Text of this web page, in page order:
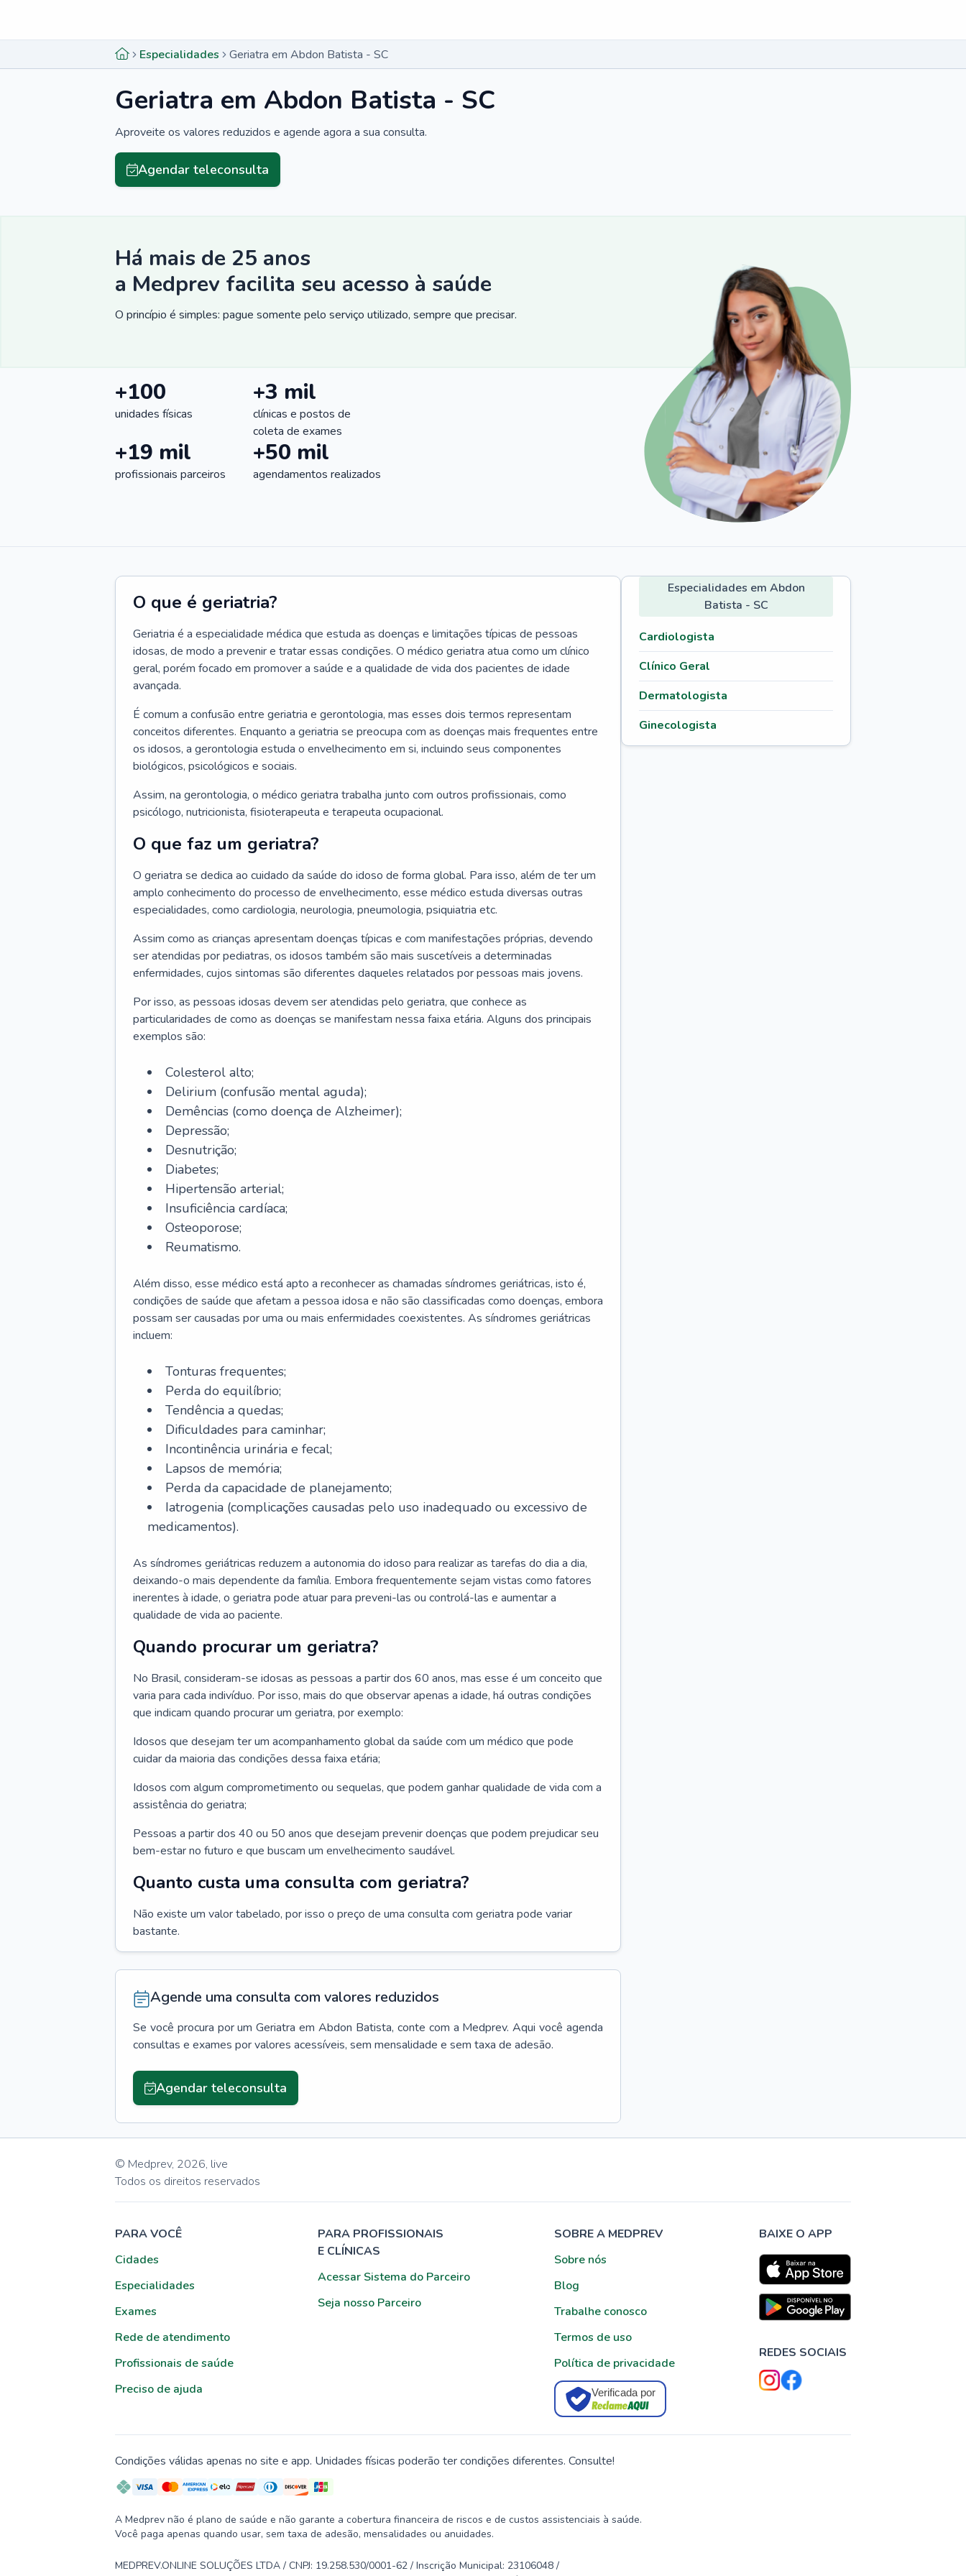
Especialidades Geriatra em Abdon Batista - SC
Geriatra em Abdon Batista - SC
Aproveite os valores reduzidos e agende agora a sua consulta.
Agendar teleconsulta
Há mais de 25 anos
a Medprev facilita seu acesso à saúde
O princípio é simples: pague somente pelo serviço utilizado, sempre que precisar.
+100
unidades físicas
+3 mil
clínicas e postos de
coleta de exames
+19 mil
profissionais parceiros
+50 mil
agendamentos realizados
O que é geriatria?
Geriatria é a especialidade médica que estuda as doenças e limitações típicas de pessoas
idosas, de modo a prevenir e tratar essas condições. O médico geriatra atua como um clínico
geral, porém focado em promover a saúde e a qualidade de vida dos pacientes de idade
avançada.
É comum a confusão entre geriatria e gerontologia, mas esses dois termos representam
conceitos diferentes. Enquanto a geriatria se preocupa com as doenças mais frequentes entre
os idosos, a gerontologia estuda o envelhecimento em si, incluindo seus componentes
biológicos, psicológicos e sociais.
Assim, na gerontologia, o médico geriatra trabalha junto com outros profissionais, como
psicólogo, nutricionista, fisioterapeuta e terapeuta ocupacional.
O que faz um geriatra?
O geriatra se dedica ao cuidado da saúde do idoso de forma global. Para isso, além de ter um
amplo conhecimento do processo de envelhecimento, esse médico estuda diversas outras
especialidades, como cardiologia, neurologia, pneumologia, psiquiatria etc.
Assim como as crianças apresentam doenças típicas e com manifestações próprias, devendo
ser atendidas por pediatras, os idosos também são mais suscetíveis a determinadas
enfermidades, cujos sintomas são diferentes daqueles relatados por pessoas mais jovens.
Por isso, as pessoas idosas devem ser atendidas pelo geriatra, que conhece as
particularidades de como as doenças se manifestam nessa faixa etária. Alguns dos principais
exemplos são:
Colesterol alto;
Delirium (confusão mental aguda);
Demências (como doença de Alzheimer);
Depressão;
Desnutrição;
Diabetes;
Hipertensão arterial;
Insuficiência cardíaca;
Osteoporose;
Reumatismo.
Além disso, esse médico está apto a reconhecer as chamadas síndromes geriátricas, isto é,
condições de saúde que afetam a pessoa idosa e não são classificadas como doenças, embora
possam ser causadas por uma ou mais enfermidades coexistentes. As síndromes geriátricas
incluem:
Tonturas frequentes;
Perda do equilíbrio;
Tendência a quedas;
Dificuldades para caminhar;
Incontinência urinária e fecal;
Lapsos de memória;
Perda da capacidade de planejamento;
Iatrogenia (complicações causadas pelo uso inadequado ou excessivo de
medicamentos).
As síndromes geriátricas reduzem a autonomia do idoso para realizar as tarefas do dia a dia,
deixando-o mais dependente da família. Embora frequentemente sejam vistas como fatores
inerentes à idade, o geriatra pode atuar para preveni-las ou controlá-las e aumentar a
qualidade de vida ao paciente.
Quando procurar um geriatra?
No Brasil, consideram-se idosas as pessoas a partir dos 60 anos, mas esse é um conceito que
varia para cada indivíduo. Por isso, mais do que observar apenas a idade, há outras condições
que indicam quando procurar um geriatra, por exemplo:
Idosos que desejam ter um acompanhamento global da saúde com um médico que pode
cuidar da maioria das condições dessa faixa etária;
Idosos com algum comprometimento ou sequelas, que podem ganhar qualidade de vida com a
assistência do geriatra;
Pessoas a partir dos 40 ou 50 anos que desejam prevenir doenças que podem prejudicar seu
bem-estar no futuro e que buscam um envelhecimento saudável.
Quanto custa uma consulta com geriatra?
Não existe um valor tabelado, por isso o preço de uma consulta com geriatra pode variar
bastante.
Agende uma consulta com valores reduzidos
Se você procura por um Geriatra em Abdon Batista, conte com a Medprev. Aqui você agenda
consultas e exames por valores acessíveis, sem mensalidade e sem taxa de adesão.
Agendar teleconsulta
Especialidades em Abdon
Batista - SC
Cardiologista
Clínico Geral
Dermatologista
Ginecologista
© Medprev, 2026, live
Todos os direitos reservados
PARA VOCÊ
Cidades
Especialidades
Exames
Rede de atendimento
Profissionais de saúde
Preciso de ajuda
PARA PROFISSIONAIS
E CLÍNICAS
Acessar Sistema do Parceiro
Seja nosso Parceiro
SOBRE A MEDPREV
Sobre nós
Blog
Trabalhe conosco
Termos de uso
Política de privacidade
Verificada por
BAIXE O APP
REDES SOCIAIS
Condições válidas apenas no site e app. Unidades físicas poderão ter condições diferentes. Consulte!
A Medprev não é plano de saúde e não garante a cobertura financeira de riscos e de custos assistenciais à saúde.
Você paga apenas quando usar, sem taxa de adesão, mensalidades ou anuidades.
MEDPREV.ONLINE SOLUÇÕES LTDA / CNPJ: 19.258.530/0001-62 / Inscrição Municipal: 23106048 /